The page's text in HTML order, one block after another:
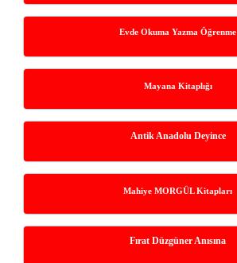
Evde Okuma Yazma Öğrenme
Mayana Kitaplığı
Antik Anadolu Deyince
Mahiye MORGÜL Kitapları
Fırat Düzgüner Anısına